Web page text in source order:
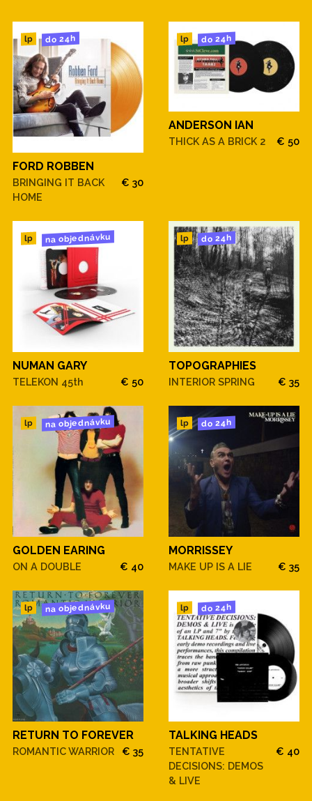
lp do 24h
FORD ROBBEN
BRINGING IT BACK
HOME
€ 30
lp do 24h
ANDERSON IAN
THICK AS A BRICK 2 € 50
lp na objednávku
NUMAN GARY
TELEKON 45th € 50
lp do 24h
TOPOGRAPHIES
INTERIOR SPRING € 35
lp na objednávku
GOLDEN EARING
ON A DOUBLE € 40
lp do 24h
MORRISSEY
MAKE UP IS A LIE € 35
lp na objednávku
RETURN TO FOREVER
ROMANTIC WARRIOR € 35
lp do 24h
TALKING HEADS
TENTATIVE
DECISIONS: DEMOS
& LIVE
€ 40